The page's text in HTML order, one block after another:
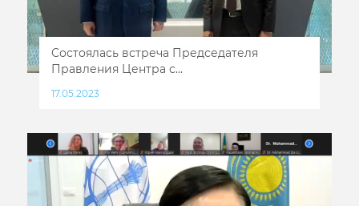
Состоялась встреча Председателя
Правления Центра с...
17.05.2023